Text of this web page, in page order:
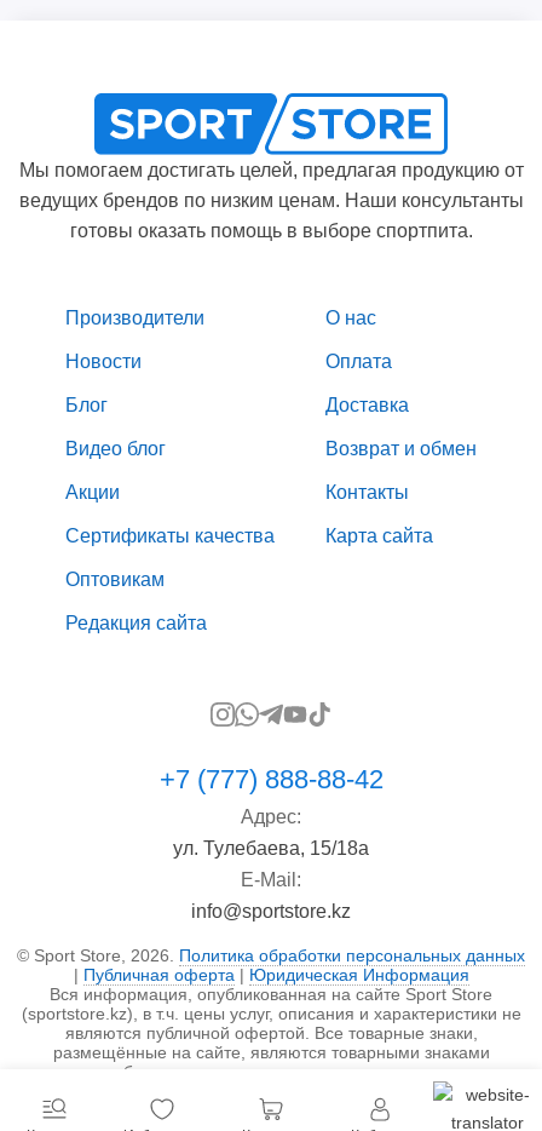
Мы помогаем достигать целей, предлагая продукцию от
ведущих брендов по низким ценам. Наши консультанты
готовы оказать помощь в выборе спортпита.
Производители
Новости
Блог
Видео блог
Акции
Сертификаты качества
Оптовикам
Редакция сайта
О нас
Оплата
Доставка
Возврат и обмен
Контакты
Карта сайта
+7 (777) 888-88-42
Адрес:
ул. Тулебаева, 15/18а
E-Mail:
info@sportstore.kz
© Sport Store, 2026. Политика обработки персональных данных
| Публичная оферта| Юридическая Информация
Вся информация, опубликованная на сайте Sport Store
(sportstore.kz), в т.ч. цены услуг, описания и характеристики не
являются публичной офертой. Все товарные знаки,
размещённые на сайте, являются товарными знаками
правообладателя и используются исключительно в